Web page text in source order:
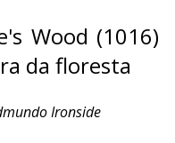
Wood (1016)
da floresta
Ironside